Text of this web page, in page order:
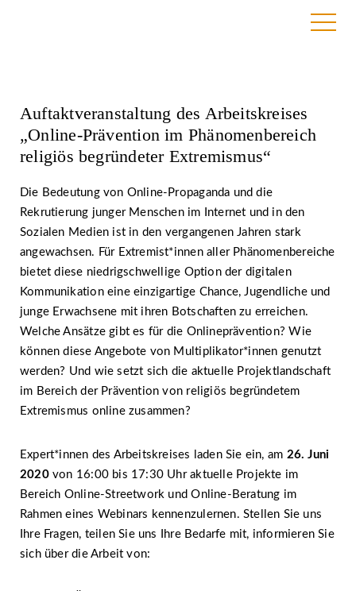
Auftaktveranstaltung des Arbeitskreises
„Online-Prävention im Phänomenbereich
religiös begründeter Extremismus“
Die Bedeutung von Online-Propaganda und die
Rekrutierung junger Menschen im Internet und in den
Sozialen Medien ist in den vergangenen Jahren stark
angewachsen. Für Extremist*innen aller Phänomenbereiche
bietet diese niedrigschwellige Option der digitalen
Kommunikation eine einzigartige Chance, Jugendliche und
junge Erwachsene mit ihren Botschaften zu erreichen.
Welche Ansätze gibt es für die Onlineprävention? Wie
können diese Angebote von Multiplikator*innen genutzt
werden? Und wie setzt sich die aktuelle Projektlandschaft
im Bereich der Prävention von religiös begründetem
Extremismus online zusammen?
Expert*innen des Arbeitskreises laden Sie ein, am 26. Juni
2020von 16:00 bis 17:30 Uhr aktuelle Projekte im
Bereich Online-Streetwork und Online-Beratung im
Rahmen eines Webinars kennenzulernen. Stellen Sie uns
Ihre Fragen, teilen Sie uns Ihre Bedarfe mit, informieren Sie
sich über die Arbeit von: